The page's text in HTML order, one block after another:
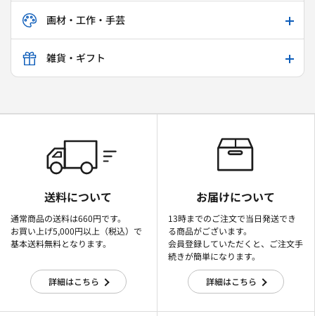
画材・工作・手芸
雑貨・ギフト
送料について
通常商品の送料は660円です。
お買い上げ5,000円以上（税込）で
基本送料無料となります。
詳細はこちら
お届けについて
13時までのご注文で当日発送でき
る商品がございます。
会員登録していただくと、ご注文手
続きが簡単になります。
詳細はこちら